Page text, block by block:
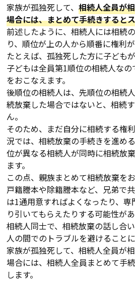
家族が孤独死して、相続人全員が
場合には、まとめて手続きすると
前述したように、相続人には相続
り、順位が上の人から順番に権利が
たとえば、孤独死した方に子ども
子どもは全員第1順位の相続人な
をおこなえます。
後順位の相続人は、先順位の相続
続放棄した場合ではないと、相続
ん。
そのため、まだ自分に相続する権
況では、相続放棄の手続きを進め
位が異なる相続人が同時に相続放
ます。
この点、親族まとめて相続放棄を
戸籍謄本や除籍謄本など、兄弟で
は1通用意すればよくなったり、
り引いてもらえたりする可能性があ
相続人同士で、相続放棄の話し合
人の間でのトラブルを避けることに
家族が孤独死して、相続人全員が
場合には、相続人全員まとめて手
します。